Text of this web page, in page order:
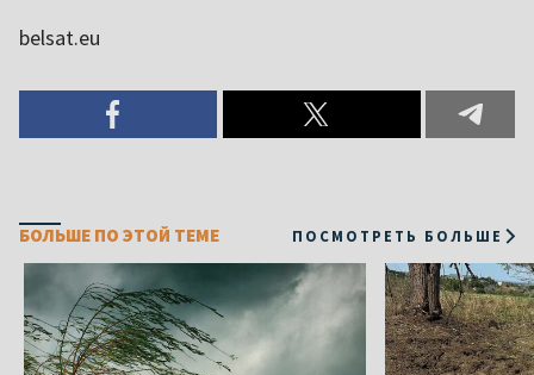
belsat.eu
БОЛЬШЕ ПО ЭТОЙ ТЕМЕ ПОСМОТРЕТЬ БОЛЬШЕ